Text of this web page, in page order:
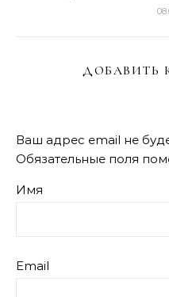
ДОБАВИТЬ
Ваш адрес email не
Обязательные поля
Имя
Email